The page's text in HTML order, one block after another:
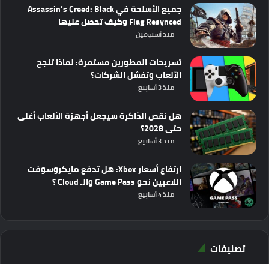
جميع الأسلحة في Assassin’s Creed: Black
Flag Resynced وكيف تحصل عليها
منذ أسبوعين
تسريحات المطورين مستمرة: لماذا تنجح
الألعاب وتفشل الشركات؟
منذ 3 أسابيع
هل نقص الذاكرة سيجعل أجهزة الألعاب أغلى
حتى 2028؟
منذ 3 أسابيع
ارتفاع أسعار Xbox: هل تدفع مايكروسوفت
اللاعبين نحو Game Pass والـ Cloud ؟
منذ 4 أسابيع
تصنيفات